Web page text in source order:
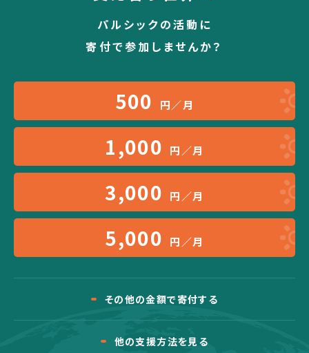
パルシックの活動に
寄付で参加しませんか？
500 円／月
1,000 円／月
3,000 円／月
5,000 円／月
その他の金額で寄付する
他の支援方法を見る